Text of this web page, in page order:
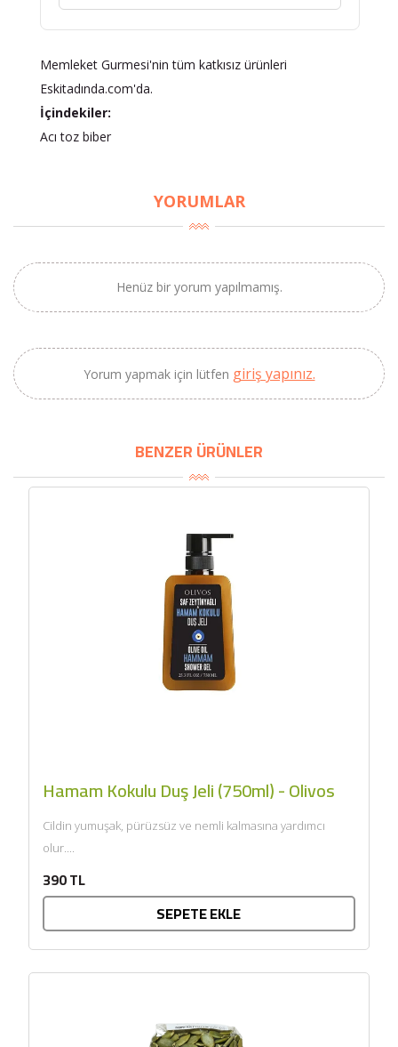
Memleket Gurmesi'nin tüm katkısız ürünleri
Eskitadında.com'da.
İçindekiler:
Acı toz biber
YORUMLAR
Henüz bir yorum yapılmamış.
Yorum yapmak için lütfen giriş yapınız.
BENZER ÜRÜNLER
Hamam Kokulu Duş Jeli (750ml) - Olivos
Cildin yumuşak, pürüzsüz ve nemli kalmasına yardımcı
olur....
390 TL
SEPETE EKLE
BU HAFTANIN PLANLI İNDİRİMİ
Güney Ege, 5 Litre) -
SEPETE EKLE